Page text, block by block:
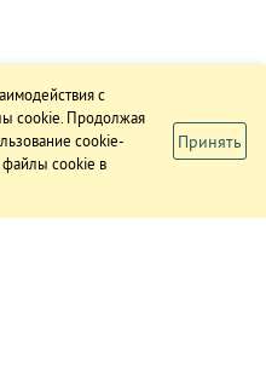
с
cookie. Продолжая
cookie-
файлы cookie в
Принять